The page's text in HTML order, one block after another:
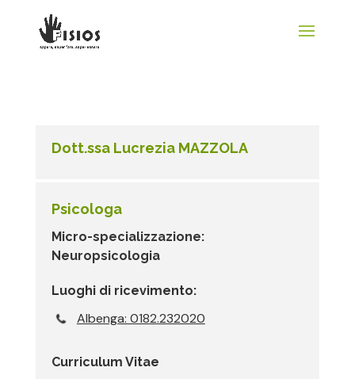
Dott.ssa Lucrezia MAZZOLA
Psicologa
Micro-specializzazione:
Neuropsicologia
Luoghi di ricevimento:
Albenga: 0182.232020
Curriculum Vitae